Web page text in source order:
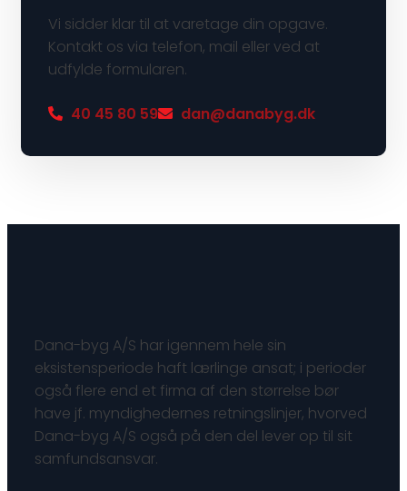
Vi sidder klar til at varetage din opgave.
Kontakt os via telefon, mail eller ved at
udfylde formularen.
40 45 80 59 dan@danabyg.dk
Dana-byg A/S har igennem hele sin
eksistensperiode haft lærlinge ansat; i perioder
også flere end et firma af den størrelse bør
have jf. myndighedernes retningslinjer, hvorved
Dana-byg A/S også på den del lever op til sit
samfundsansvar.​